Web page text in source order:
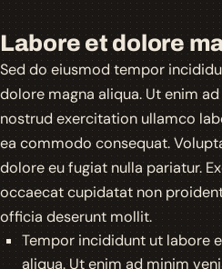
Labore et dolore
Sed do eiusmod tempor
dolore magna aliqua. Ut enim
nostrud exercitation ullamco
ea commodo consequat.
dolore eu fugiat nulla pariatur.
occaecat cupidatat non
officia deserunt mollit.
Tempor incididunt ut labore
aliqua. Ut enim ad minim